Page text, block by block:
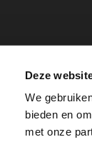
Deze
We
bieden en
met onze
in preventie